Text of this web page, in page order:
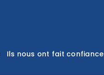
Ils nous ont fait confiance